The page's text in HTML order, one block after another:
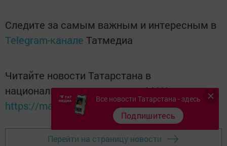
Следите за самым важным и интересным в
Telegram-канале Татмедиа
Читайте новости Татарстана в
национальном мессенджере MАХ:
https://max.ru/tatmedia
Перейти на страницу новости
Все новости Татарстана - здесь
Подпишитесь